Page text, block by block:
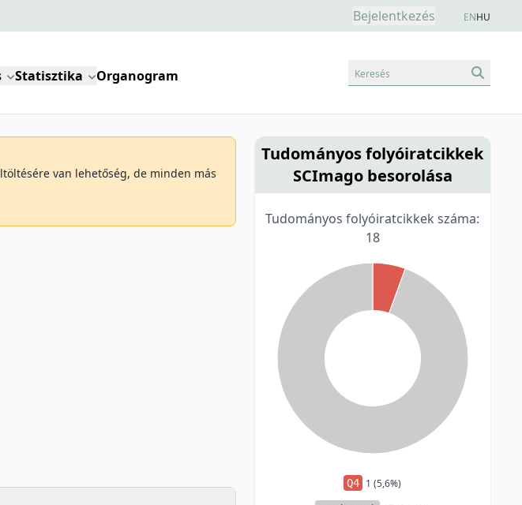
Bejelentkezés ENHU
Statisztika Organogram Keresés
van lehetőség, de minden más
Tudományos folyóiratcikkek
SCImago besorolása
Tudományos folyóiratcikkek száma:
18
Q4 1 (5,6%)